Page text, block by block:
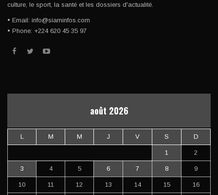
culture, le sport, la santé et les dossiers d'actualité.
• Email: info@siaminfos.com
• Phone: +224 620 45 35 97
août 2026
L M M J V S D
1 2
3 4 5 6 7 8 9
10 11 12 13 14 15 16